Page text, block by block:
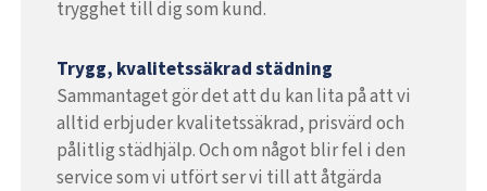
trygghet till dig som kund.
Trygg, kvalitetssäkrad städning
Sammantaget gör det att du kan lita på att vi
alltid erbjuder kvalitetssäkrad, prisvärd och
pålitlig städhjälp. Och om något blir fel i den
service som vi utfört ser vi till att åtgärda